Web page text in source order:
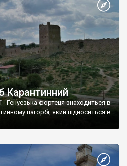
Карантинний
Генуезька фортеця знаходиться в
пагорбі, який підноситься в